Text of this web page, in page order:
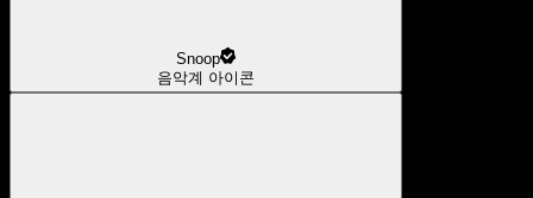
Snoop
음악계 아이콘